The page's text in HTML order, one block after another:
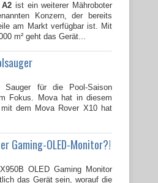
A2 ist ein weiterer Mähroboter
Konzern, der bereits
am Markt verfügbar ist. Mit
m² geht das Gerät...
Sauger für die Pool-Saison
Fokus. Mova hat in diesem
dem Mova Rover X10 hat
Gaming-OLED-Monitor?!
OLED Gaming Monitor
das Gerät sein, worauf die